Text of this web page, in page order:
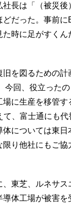
長は「（被災後
だった。事前に
時に足がすくん
を図るための計
回、役立った
に生産を移管す
、富士通にも代
については東日
り他社にもご協
東芝、ルネサス
体工場が被害を